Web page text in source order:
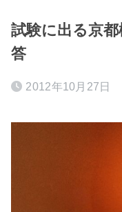
試験に出る京
答
2012年10月27日